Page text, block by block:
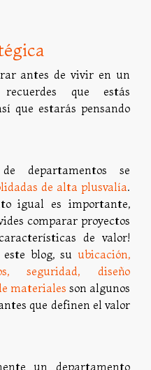
antes de vivir en un
que estás
que estarás pensando
departamentos se
de alta plusvalía.
igual es importante,
comparar proyectos
de valor!
blog, su ubicación,
seguridad, diseño
materiales son algunos
que definen el valor
un departamento